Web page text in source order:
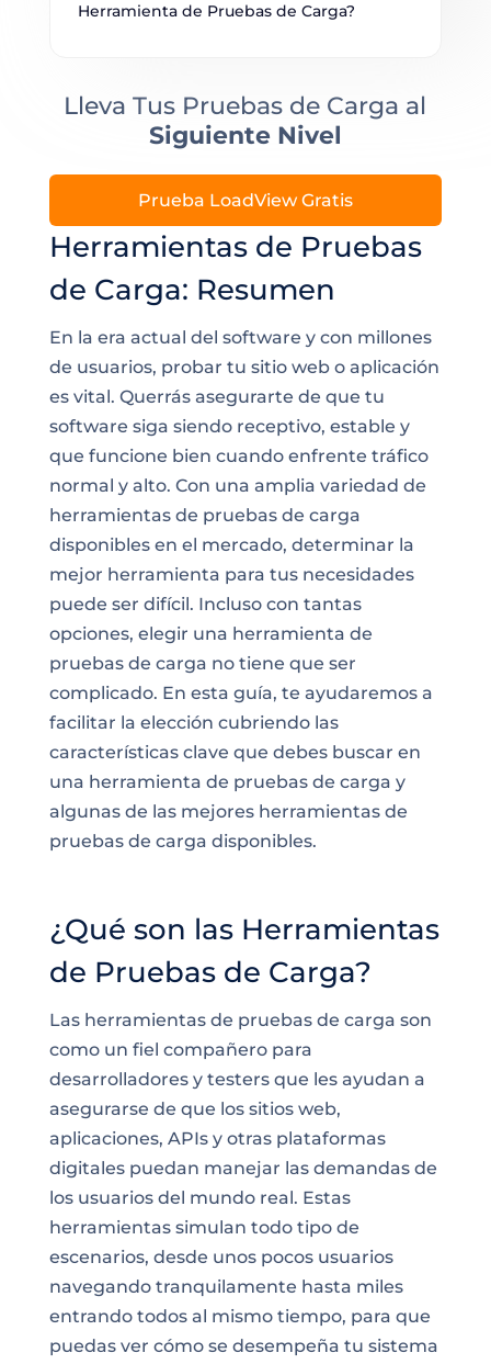
Herramientas de Pruebas
de Carga: Resumen
En la era actual del software y con millones
de usuarios, probar tu sitio web o aplicación
es vital. Querrás asegurarte de que tu
software siga siendo receptivo, estable y
que funcione bien cuando enfrente tráfico
normal y alto. Con una amplia variedad de
herramientas de pruebas de carga
disponibles en el mercado, determinar la
mejor herramienta para tus necesidades
puede ser difícil. Incluso con tantas
opciones, elegir una herramienta de
pruebas de carga no tiene que ser
complicado. En esta guía, te ayudaremos a
facilitar la elección cubriendo las
características clave que debes buscar en
una herramienta de pruebas de carga y
algunas de las mejores herramientas de
pruebas de carga disponibles.
¿Qué son las Herramientas
de Pruebas de Carga?
Las herramientas de pruebas de carga son
como un fiel compañero para
desarrolladores y testers que les ayudan a
asegurarse de que los sitios web,
aplicaciones, APIs y otras plataformas
digitales puedan manejar las demandas de
los usuarios del mundo real. Estas
herramientas simulan todo tipo de
escenarios, desde unos pocos usuarios
navegando tranquilamente hasta miles
entrando todos al mismo tiempo, para que
puedas ver cómo se desempeña tu sistema
Herramienta de Pruebas de Carga?
Lleva Tus Pruebas de Carga al
Siguiente Nivel
Prueba LoadView Gratis